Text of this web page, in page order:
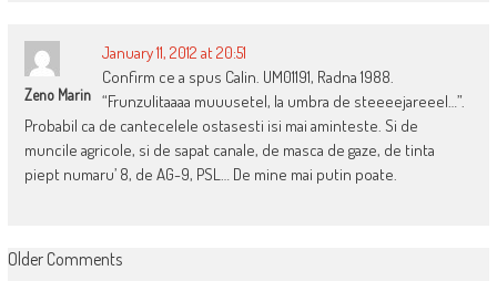
Zeno Marin
January 11, 2012 at 20:51
Confirm ce a spus Calin. UM01191, Radna 1988.
“Frunzulitaaaa muuusetel, la umbra de steeeejareeel…”.
Probabil ca de cantecelele ostasesti isi mai aminteste. Si de
muncile agricole, si de sapat canale, de masca de gaze, de tinta
piept numaru’ 8, de AG-9, PSL… De mine mai putin poate.
COMMENT
Older Comments